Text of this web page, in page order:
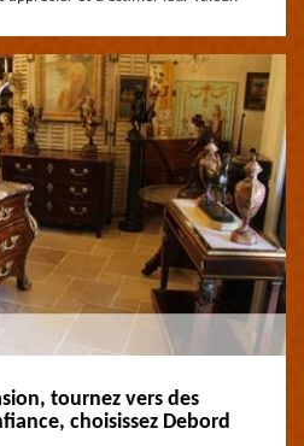
tournez vers des
choisissez Debord